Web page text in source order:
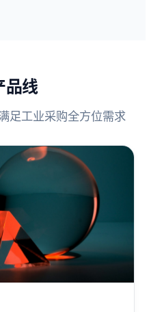
品线
足工业采购全方位需求